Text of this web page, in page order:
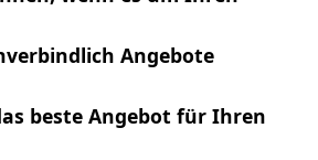
Angebote
beste Angebot für Ihren